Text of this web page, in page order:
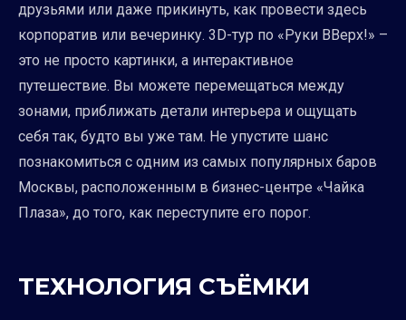
друзьями или даже прикинуть, как провести здесь
корпоратив или вечеринку. 3D-тур по «Руки ВВерх!» –
это не просто картинки, а интерактивное
путешествие. Вы можете перемещаться между
зонами, приближать детали интерьера и ощущать
себя так, будто вы уже там. Не упустите шанс
познакомиться с одним из самых популярных баров
Москвы, расположенным в бизнес-центре «Чайка
Плаза», до того, как переступите его порог.
ТЕХНОЛОГИЯ СЪЁМКИ